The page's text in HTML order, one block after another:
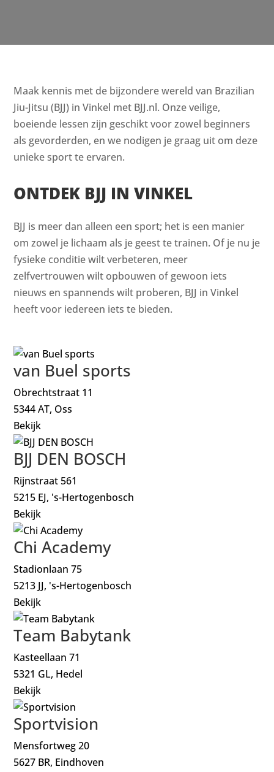
Maak kennis met de bijzondere wereld van Brazilian
Jiu-Jitsu (BJJ) in Vinkel met BJJ.nl. Onze veilige,
boeiende lessen zijn geschikt voor zowel beginners
als gevorderden, en we nodigen je graag uit om deze
unieke sport te ervaren.
ONTDEK BJJ IN VINKEL
BJJ is meer dan alleen een sport; het is een manier
om zowel je lichaam als je geest te trainen. Of je nu je
fysieke conditie wilt verbeteren, meer
zelfvertrouwen wilt opbouwen of gewoon iets
nieuws en spannends wilt proberen, BJJ in Vinkel
heeft voor iedereen iets te bieden.
van Buel sports
Obrechtstraat 11
5344 AT, Oss
Bekijk
BJJ DEN BOSCH
Rijnstraat 561
5215 EJ, 's-Hertogenbosch
Bekijk
Chi Academy
Stadionlaan 75
5213 JJ, 's-Hertogenbosch
Bekijk
Team Babytank
Kasteellaan 71
5321 GL, Hedel
Bekijk
Sportvision
Mensfortweg 20
5627 BR, Eindhoven